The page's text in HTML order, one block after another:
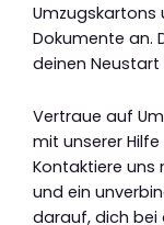
Dokumente an.
deinen Neustart
Vertraue auf
mit unserer
Kontaktiere
und ein
darauf, dich bei